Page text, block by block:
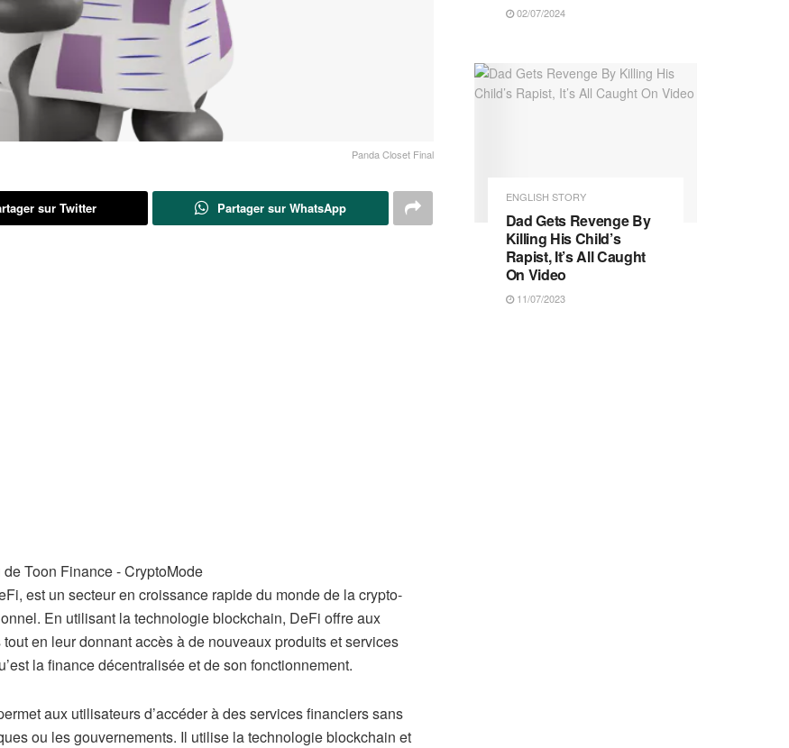
Panda Closet Final
sur Twitter Partager sur WhatsApp
est un secteur en croissance rapide du monde de la crypto-
En utilisant la technologie blockchain, DeFi offre aux
en leur donnant accès à de nouveaux produits et services
la finance décentralisée et de son fonctionnement.
aux utilisateurs d’accéder à des services financiers sans
ou les gouvernements. Il utilise la technologie blockchain et
02/07/2024
ENGLISH STORY
Dad Gets Revenge By
Killing His Child’s
Rapist, It’s All Caught
On Video
11/07/2023